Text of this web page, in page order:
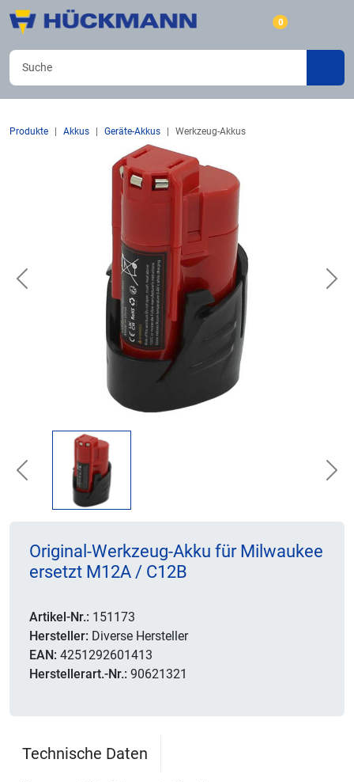
0
Produkte Akkus Geräte-Akkus Werkzeug-Akkus
Previous
Previous
Original-Werkzeug-Akku für Milwaukee
ersetzt M12A / C12B
Artikel-Nr.: 151173
Hersteller: Diverse Hersteller
EAN: 4251292601413
Herstellerart.-Nr.: 90621321
Technische Daten